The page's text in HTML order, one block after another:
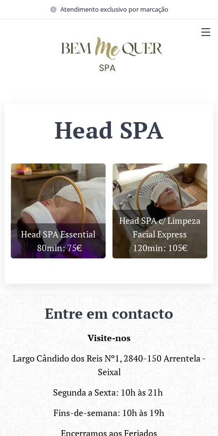
Atendimento exclusivo por marcação
Head SPA
Head SPA Essential
80min: 75€
Head SPA c/ Limpeza
Facial Express
120min: 105€
Entre em contacto
Visite-nos
Largo Cândido dos Reis Nº1, 2840-150 Arrentela -
Seixal
Segunda a Sexta: 10h às 21h
Fins-de-semana: 10h às 19h
Encerramos aos Feriados